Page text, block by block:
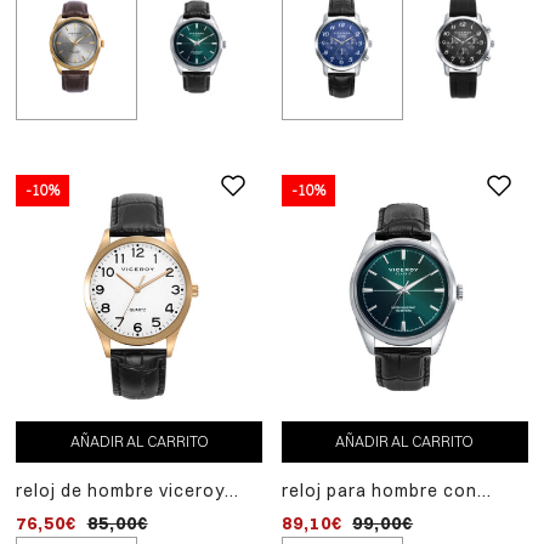
-10%
AÑADIR AL CARRITO
reloj de hombre viceroy
árabes
76,50€ 85,00€
-10%
AÑADIR
AL
CARRITO
reloj de hombre viceroy
árabes
-10%
AÑADIR AL CARRITO
reloj para hombre con
piel negra
89,10€ 99,00€